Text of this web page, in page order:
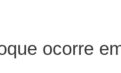
ocorre